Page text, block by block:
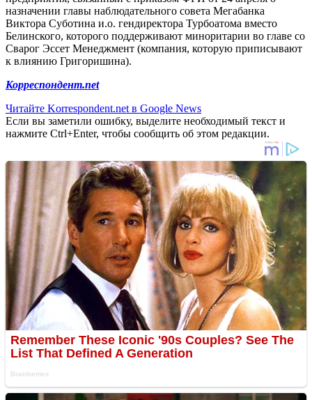
назначении главы наблюдательного совета Мегабанка
Виктора Суботина и.о. гендиректора Турбоатома вместо
Белинского, которого поддерживают миноритарии во главе со
Сварог Эссет Менеджмент (компания, которую приписывают
к влиянию Григоришина).
Корреспондент.net
Читайте Korrespondent.net в Google News
Если вы заметили ошибку, выделите необходимый текст и
нажмите Ctrl+Enter, чтобы сообщить об этом редакции.